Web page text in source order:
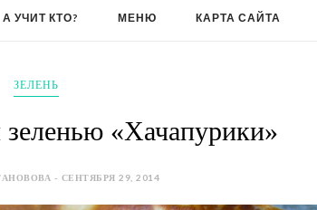
А УЧИТ КТО? МЕНЮ КАРТА САЙТА
ЗЕЛЕНЬ
«Хачапурики»
- СЕНТЯБРЯ 29, 2014